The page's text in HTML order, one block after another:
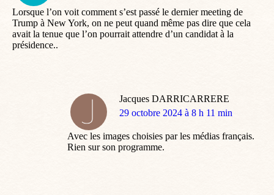
Lorsque l’on voit comment s’est passé le dernier meeting de
Trump à New York, on ne peut quand même pas dire que cela
avait la tenue que l’on pourrait attendre d’un candidat à la
présidence..
Jacques DARRICARRERE
dit
29 octobre 2024 à 8 h 11 min
Avec les images choisies par les médias français.
Rien sur son programme.